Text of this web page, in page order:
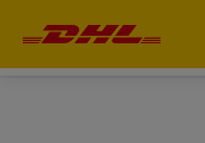
DHL FREIGHT